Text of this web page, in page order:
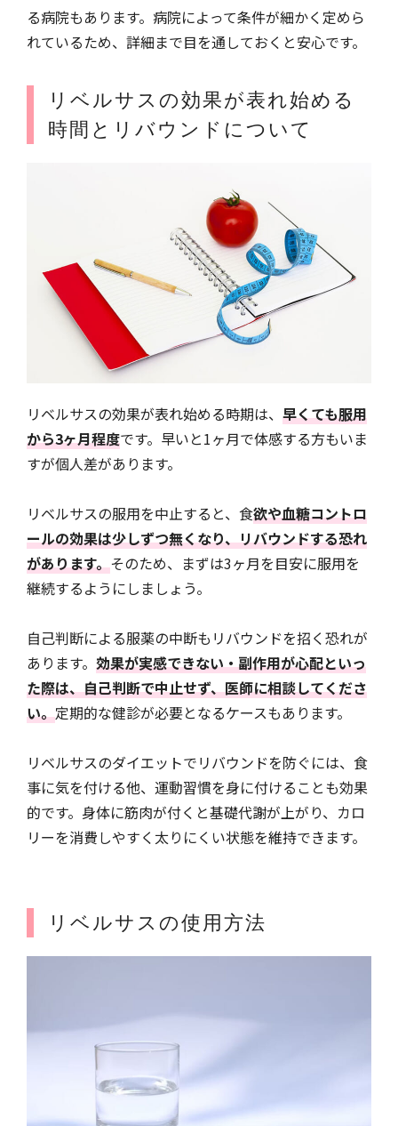
る病院もあります。病院によって条件が細かく定めら
れているため、詳細まで目を通しておくと安心です。
リベルサスの効果が表れ始める
時間とリバウンドについて
リベルサスの効果が表れ始める時期は、 早くても服用
から3ヶ月程度です。早いと1ヶ月で体感する方もいま
すが個人差があります。
リベルサスの服用を中止すると、食欲や血糖コントロ
ールの効果は少しずつ無くなり、リバウンドする恐れ
があります。そのため、まずは3ヶ月を目安に服用を
継続するようにしましょう。
自己判断による服薬の中断もリバウンドを招く恐れが
あります。 効果が実感できない・副作用が心配といっ
た際は、自己判断で中止せず、医師に相談してくださ
い。定期的な健診が必要となるケースもあります。
リベルサスのダイエットでリバウンドを防ぐには、食
事に気を付ける他、運動習慣を身に付けることも効果
的です。身体に筋肉が付くと基礎代謝が上がり、カロ
リーを消費しやすく太りにくい状態を維持できます。
リベルサスの使用方法